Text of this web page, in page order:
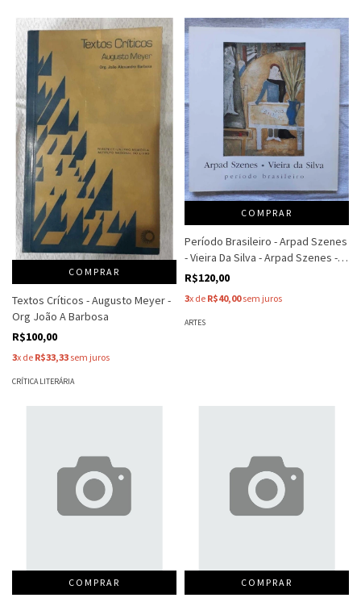
COMPRAR
Textos Críticos - Augusto Meyer -
Org João A Barbosa
R$100,00
3x de R$33,33 sem juros
CRÍTICA LITERÁRIA
COMPRAR
Período Brasileiro - Arpad Szenes
- Vieira Da Silva - Arpad Szenes -
Vieira Da Silva
R$120,00
3x de R$40,00sem juros
ARTES
COMPRAR COMPRAR